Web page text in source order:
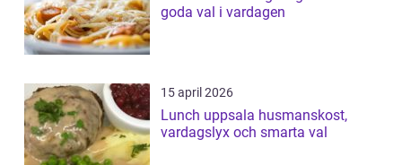
goda val i vardagen
15 april 2026
Lunch uppsala husmanskost,
vardagslyx och smarta val